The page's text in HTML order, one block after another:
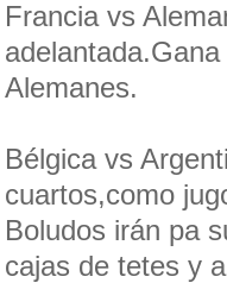
Francia vs
Alemanes.
Bélgica vs
cuartos,como
Boludos irán pa
cajas de tetes y